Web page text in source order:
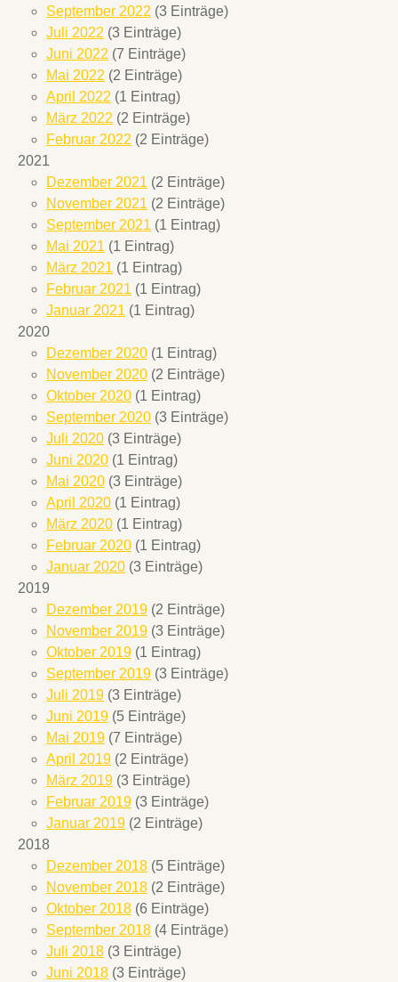
September 2022 (3 Einträge)
Juli 2022 (3 Einträge)
Juni 2022 (7 Einträge)
Mai 2022 (2 Einträge)
April 2022 (1 Eintrag)
März 2022 (2 Einträge)
Februar 2022 (2 Einträge)
2021
Dezember 2021 (2 Einträge)
November 2021 (2 Einträge)
September 2021 (1 Eintrag)
Mai 2021 (1 Eintrag)
März 2021 (1 Eintrag)
Februar 2021 (1 Eintrag)
Januar 2021 (1 Eintrag)
2020
Dezember 2020 (1 Eintrag)
November 2020 (2 Einträge)
Oktober 2020 (1 Eintrag)
September 2020 (3 Einträge)
Juli 2020 (3 Einträge)
Juni 2020 (1 Eintrag)
Mai 2020 (3 Einträge)
April 2020 (1 Eintrag)
März 2020 (1 Eintrag)
Februar 2020 (1 Eintrag)
Januar 2020 (3 Einträge)
2019
Dezember 2019 (2 Einträge)
November 2019 (3 Einträge)
Oktober 2019 (1 Eintrag)
September 2019 (3 Einträge)
Juli 2019 (3 Einträge)
Juni 2019 (5 Einträge)
Mai 2019 (7 Einträge)
April 2019 (2 Einträge)
März 2019 (3 Einträge)
Februar 2019 (3 Einträge)
Januar 2019 (2 Einträge)
2018
Dezember 2018 (5 Einträge)
November 2018 (2 Einträge)
Oktober 2018 (6 Einträge)
September 2018 (4 Einträge)
Juli 2018 (3 Einträge)
Juni 2018 (3 Einträge)